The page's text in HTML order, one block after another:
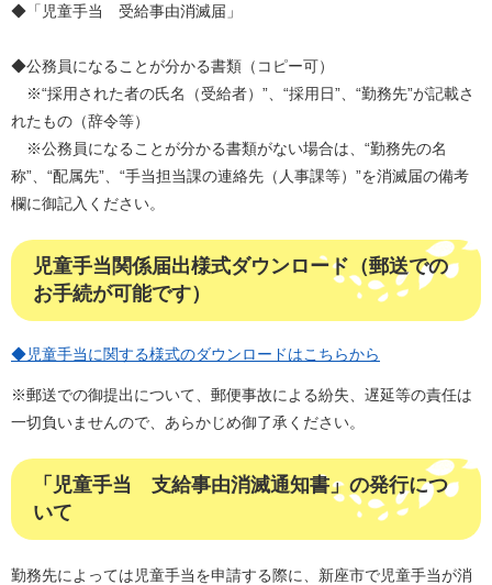
◆「児童手当 受給事由消滅届」
◆公務員になることが分かる書類（コピー可）
※“採用された者の氏名（受給者）”、“採用日”、“勤務先”が記載さ
れたもの（辞令等）
※公務員になることが分かる書類がない場合は、“勤務先の名
称”、“配属先”、“手当担当課の連絡先（人事課等）”を消滅届の備考
欄に御記入ください。
児童手当関係届出様式ダウンロード（郵送での
お手続が可能です）
◆児童手当に関する様式のダウンロードはこちらから
※郵送での御提出について、郵便事故による紛失、遅延等の責任は
一切負いませんので、あらかじめ御了承ください。
「児童手当 支給事由消滅通知書」の発行につ
いて
勤務先によっては児童手当を申請する際に、新座市で児童手当が消